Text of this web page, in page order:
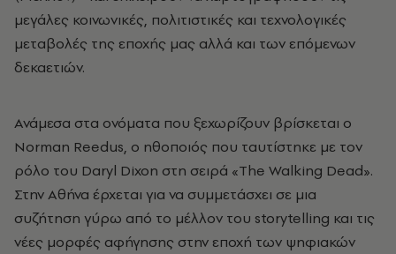
μεγάλες κοινωνικές, πολιτιστικές και τεχνολογικές
μεταβολές της εποχής μας αλλά και των επόμενων
δεκαετιών.
Ανάμεσα στα ονόματα που ξεχωρίζουν βρίσκεται ο
Norman Reedus, ο ηθοποιός που ταυτίστηκε με τον
ρόλο του Daryl Dixon στη σειρά «The Walking Dead».
Στην Αθήνα έρχεται για να συμμετάσχει σε μια
συζήτηση γύρω από το μέλλον του storytelling και τις
νέες μορφές αφήγησης στην εποχή των ψηφιακών